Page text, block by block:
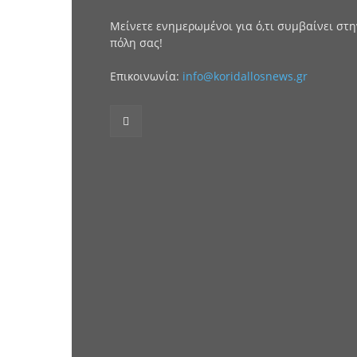
Μείνετε ενημερωμένοι για ό,τι συμβαίνει
πόλη σας!
Επικοινωνία: info@koridallosnews.gr